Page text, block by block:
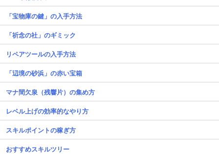
「宝物庫の鍵」の入手方法
「祈念の社」のギミック
リペアツールの入手方法
「辺境の砂浜」の赤い宝箱
マナ間欠泉（残響片）の集め方
レベル上げの効率的なやり方
スキルポイントの稼ぎ方
おすすめスキルツリー